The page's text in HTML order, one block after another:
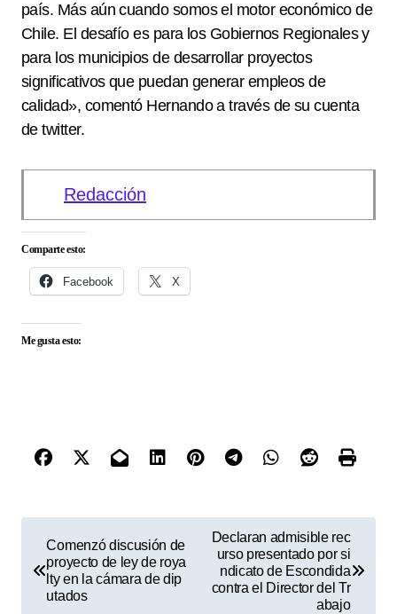
país. Más aún cuando somos el motor económico de
Chile. El desafío es para los Gobiernos Regionales y
para los municipios de desarrollar proyectos
significativos que puedan generar empleos de
calidad», comentó Hernando a través de su cuenta
de twitter.
Redacción
Comparte esto:
Facebook X
Me gusta esto:
Comenzó discusión de
proyecto de ley de roya
lty en la cámara de dip
utados
Declaran admisible rec
urso presentado por si
ndicato de Escondida
contra el Director del Tr
abajo